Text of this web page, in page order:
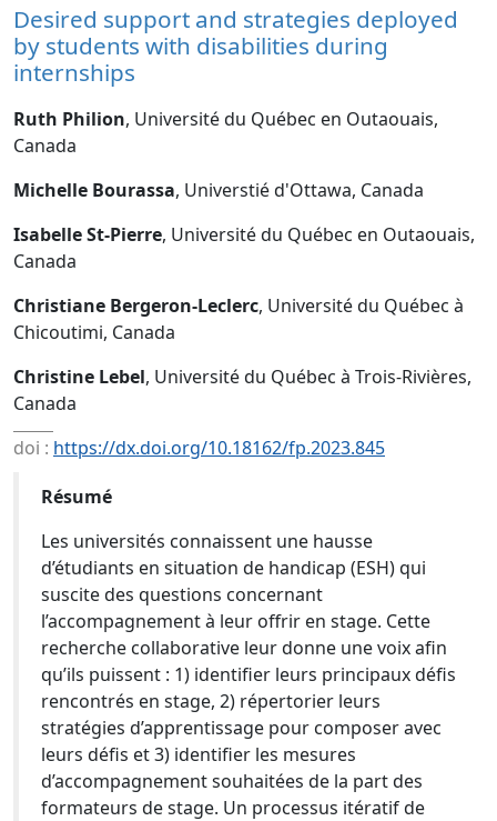
Desired support and strategies deployed
by students with disabilities during
internships
Ruth Philion, Université du Québec en Outaouais,
Canada
Michelle Bourassa, Universtié d'Ottawa, Canada
Isabelle St-Pierre, Université du Québec en Outaouais,
Canada
Christiane Bergeron-Leclerc, Université du Québec à
Chicoutimi, Canada
Christine Lebel, Université du Québec à Trois-Rivières,
Canada
doi : https://dx.doi.org/10.18162/fp.2023.845
Résumé
Les universités connaissent une hausse
d’étudiants en situation de handicap (ESH) qui
suscite des questions concernant
l’accompagnement à leur offrir en stage. Cette
recherche collaborative leur donne une voix afin
qu’ils puissent : 1) identifier leurs principaux défis
rencontrés en stage, 2) répertorier leurs
stratégies d’apprentissage pour composer avec
leurs défis et 3) identifier les mesures
d’accompagnement souhaitées de la part des
formateurs de stage. Un processus itératif de